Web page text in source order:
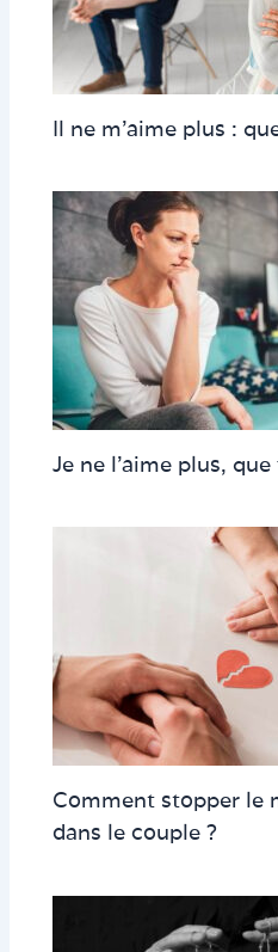
Il ne m’aime plus :
Je ne l’aime plus,
Comment stopper le
dans le couple ?